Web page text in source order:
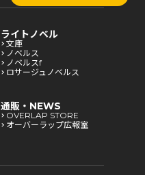
ライトノベル
文庫
ノベルス
ノベルスf
ロサージュノベルス
通販・NEWS
OVERLAP STORE
オーバーラップ広報室